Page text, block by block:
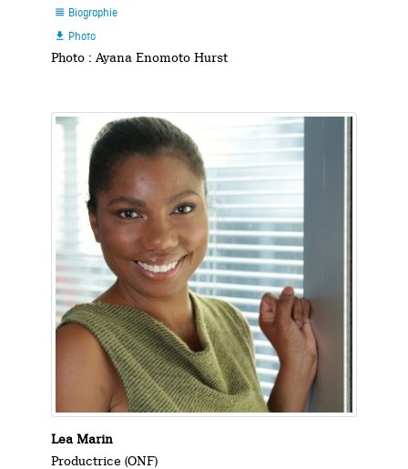
 Biographie
 Photo
Photo : Ayana Enomoto Hurst
Lea Marin
Productrice (ONF)